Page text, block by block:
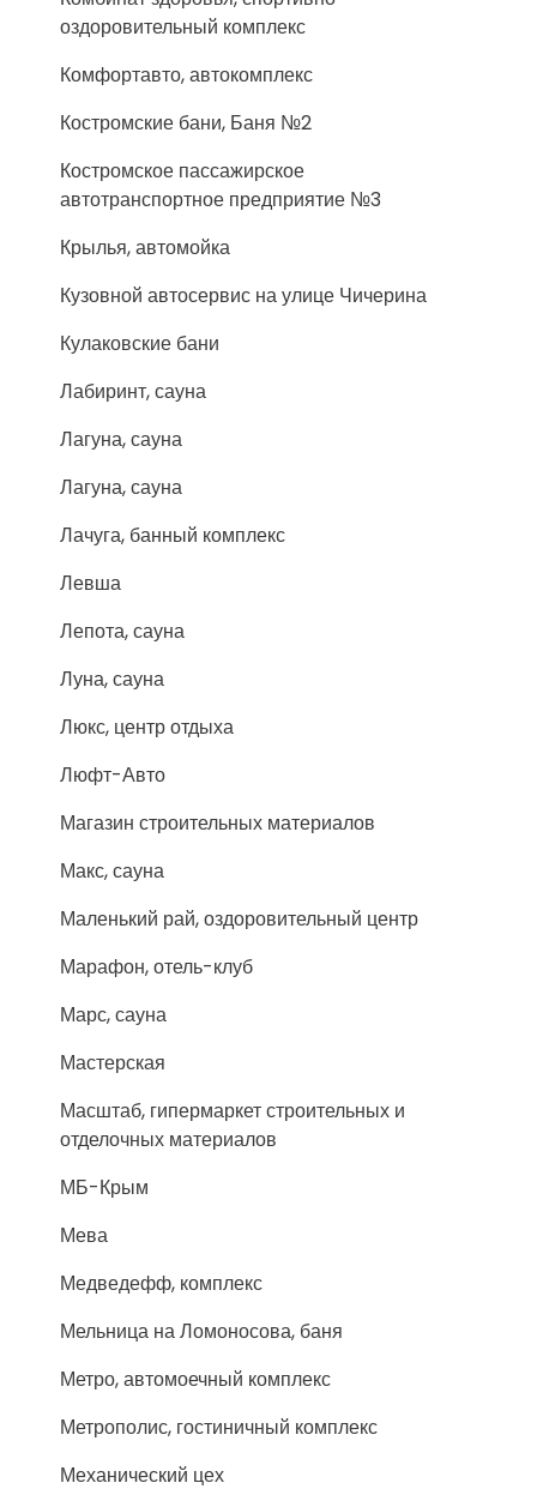
оздоровительный комплекс
Комфортавто, автокомплекс
Костромские бани, Баня №2
Костромское пассажирское
автотранспортное предприятие №3
Крылья, автомойка
Кузовной автосервис на улице Чичерина
Кулаковские бани
Лабиринт, сауна
Лагуна, сауна
Лагуна, сауна
Лачуга, банный комплекс
Левша
Лепота, сауна
Луна, сауна
Люкс, центр отдыха
Люфт-Авто
Магазин строительных материалов
Макс, сауна
Маленький рай, оздоровительный центр
Марафон, отель-клуб
Марс, сауна
Мастерская
Масштаб, гипермаркет строительных и
отделочных материалов
МБ-Крым
Мева
Медведефф, комплекс
Мельница на Ломоносова, баня
Метро, автомоечный комплекс
Метрополис, гостиничный комплекс
Механический цех